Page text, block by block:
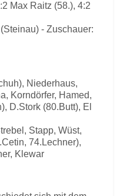
Max Raitz (58.), 4:2
- Zuschauer:
Niederhaus,
Korndörfer, Hamed,
D.Stork (80.Butt), El
Stapp, Wüst,
74.Lechner),
Klewar